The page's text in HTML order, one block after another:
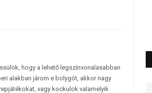
hogy a lehető legszínvonalasabban
alakban járom e bolygót, akkor nagy
vagy kockulok valamelyik